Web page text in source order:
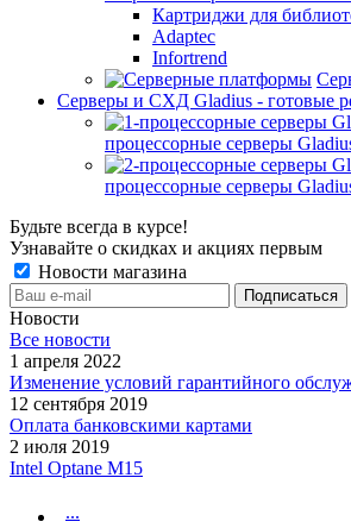
Картриджи для
Adaptec
Infortrend
Серверы и СХД Gladius - готовые
процессорные серверы
процессорные серверы
Будьте всегда в курсе!
Узнавайте о скидках и акциях первым
Новости магазина
Новости
Все новости
1 апреля 2022
Изменение условий гарантийного
12 сентября 2019
Оплата банковскими картами
2 июля 2019
Intel Optane M15
...